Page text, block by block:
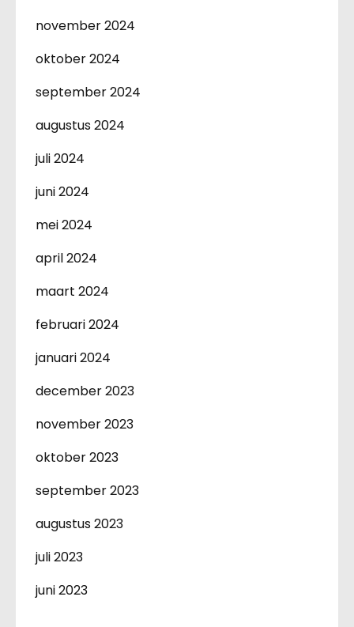
november 2024
oktober 2024
september 2024
augustus 2024
juli 2024
juni 2024
mei 2024
april 2024
maart 2024
februari 2024
januari 2024
december 2023
november 2023
oktober 2023
september 2023
augustus 2023
juli 2023
juni 2023